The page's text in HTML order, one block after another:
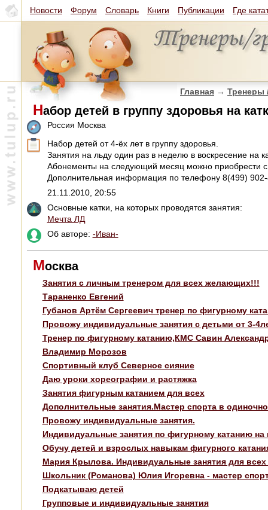
Новости Форум Словарь Книги Публикации Где
Главная → Тренеры
Набор детей в группу здоровья на
Россия Москва
Набор детей от 4-ёх лет в группу здоровья.
Занятия на льду один раз в неделю в воскресение
Абонементы на следующий месяц можно приобрести с
Дополнительная информация по телефону 8(499)
21.11.2010, 20:55
Основные катки, на которых проводятся занятия:
Мечта ЛД
Об авторе: -Иван-
Москва
Занятия с личным тренером для всех желающих!!!
Тараненко Евгений
Губанов Артём Сергеевич тренер по фигурному
Провожу индивидуальные занятия с детьми от 3-
Тренер по фигурному катанию,КМС Савин
Владимир Морозов
Спортивный клуб Северное сияние
Даю уроки хореографии и растяжка
Занятия фигурным катанием для всех
Дополнительные занятия.Мастер спорта в
Провожу индивидуальные занятия.
Индивидуальные занятия по фигурному катанию
Обучу детей и взрослых навыкам фигурного
Мария Крылова. Индивидуальные занятия для
Школьник (Романова) Юлия Игоревна - мастер
Подкатываю детей
Групповые и индивидуальные занятия